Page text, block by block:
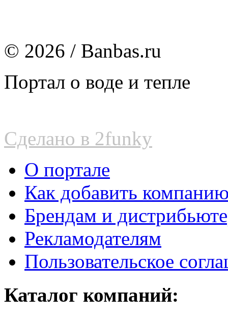
© 2026 / Banbas.ru
Портал о воде и тепле
Сделано в 2funky
О портале
Как добавить
Брендам и
Рекламодателям
Пользовательское
Каталог компаний: